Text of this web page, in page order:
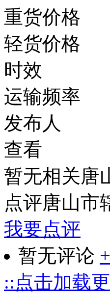
重货价格
轻货价格
时效
运输频率
发布人
查看
暂无相关唐
点评唐山市
我要点评
暂无评论
::点击加载